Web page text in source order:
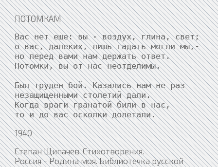
ПОТОМКАМ
Вас нет еще: вы - воздух, глина, свет;
о вас, далеких, лишь гадать могли мы,-
но перед вами нам держать ответ.
Потомки, вы от нас неотделимы.
Был труден бой. Казались нам не раз
незащищенными столетий дали.
Когда враги гранатой били в нас,
то и до вас осколки долетали.
1940
Степан Щипачев. Стихотворения.
Россия - Родина моя. Библиотечка русской